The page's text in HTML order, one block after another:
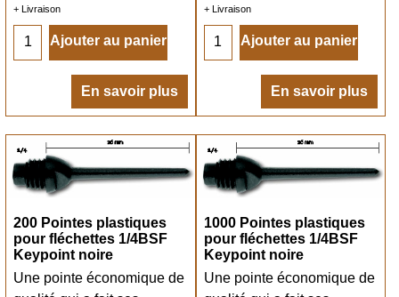
+ Livraison
Ajouter au panier
En savoir plus
+ Livraison
Ajouter au panier
En savoir plus
200 Pointes plastiques
pour fléchettes 1/4BSF
Keypoint noire
Une pointe économique de
1000 Pointes plastiques
pour fléchettes 1/4BSF
Keypoint noire
Une pointe économique de